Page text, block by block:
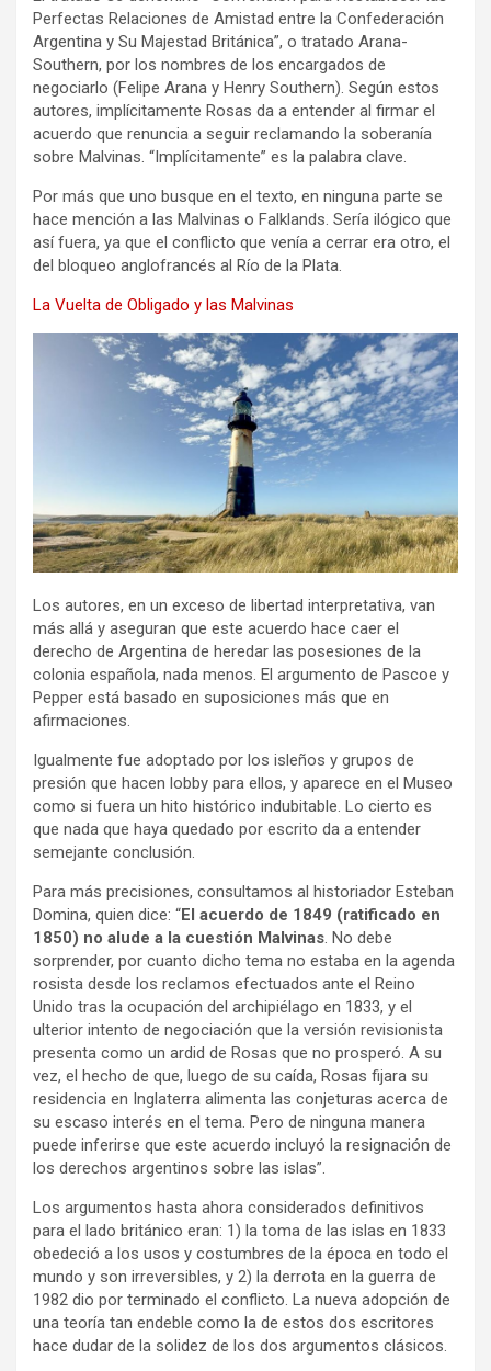
Perfectas Relaciones de Amistad entre la Confederación
Argentina y Su Majestad Británica”, o tratado Arana-
Southern, por los nombres de los encargados de
negociarlo (Felipe Arana y Henry Southern). Según estos
autores, implícitamente Rosas da a entender al firmar el
acuerdo que renuncia a seguir reclamando la soberanía
sobre Malvinas. “Implícitamente” es la palabra clave.
Por más que uno busque en el texto, en ninguna parte se
hace mención a las Malvinas o Falklands. Sería ilógico que
así fuera, ya que el conflicto que venía a cerrar era otro, el
del bloqueo anglofrancés al Río de la Plata.
La Vuelta de Obligado y las Malvinas
Los autores, en un exceso de libertad interpretativa, van
más allá y aseguran que este acuerdo hace caer el
derecho de Argentina de heredar las posesiones de la
colonia española, nada menos. El argumento de Pascoe y
Pepper está basado en suposiciones más que en
afirmaciones.
Igualmente fue adoptado por los isleños y grupos de
presión que hacen lobby para ellos, y aparece en el Museo
como si fuera un hito histórico indubitable. Lo cierto es
que nada que haya quedado por escrito da a entender
semejante conclusión.
Para más precisiones, consultamos al historiador Esteban
Domina, quien dice: “El acuerdo de 1849 (ratificado en
1850) no alude a la cuestión Malvinas . No debe
sorprender, por cuanto dicho tema no estaba en la agenda
rosista desde los reclamos efectuados ante el Reino
Unido tras la ocupación del archipiélago en 1833, y el
ulterior intento de negociación que la versión revisionista
presenta como un ardid de Rosas que no prosperó. A su
vez, el hecho de que, luego de su caída, Rosas fijara su
residencia en Inglaterra alimenta las conjeturas acerca de
su escaso interés en el tema. Pero de ninguna manera
puede inferirse que este acuerdo incluyó la resignación de
los derechos argentinos sobre las islas”.
Los argumentos hasta ahora considerados definitivos
para el lado británico eran: 1) la toma de las islas en 1833
obedeció a los usos y costumbres de la época en todo el
mundo y son irreversibles, y 2) la derrota en la guerra de
1982 dio por terminado el conflicto. La nueva adopción de
una teoría tan endeble como la de estos dos escritores
hace dudar de la solidez de los dos argumentos clásicos.